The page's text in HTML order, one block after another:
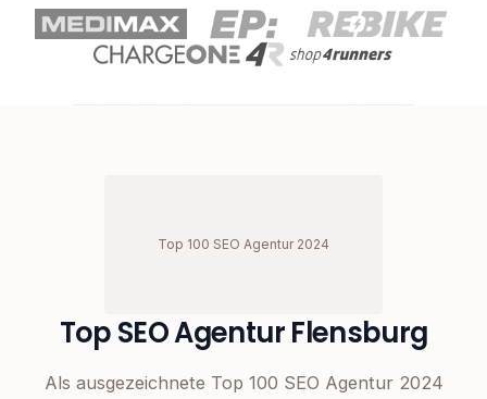
Top 100 SEO Agentur 2024
Top SEO Agentur Flensburg
Als ausgezeichnete Top 100 SEO Agentur 2024